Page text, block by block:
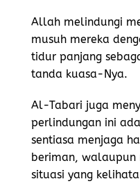
Allah melindungi
musuh mereka
tidur panjang
tanda kuasa-Nya.
Al-Tabari juga
perlindungan ini
sentiasa menjaga
beriman,
situasi yang